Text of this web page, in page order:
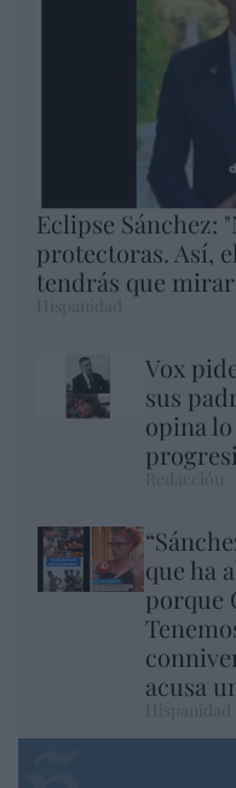
Eclipse Sánchez:
protectoras. Así,
tendrás que
Vox
sus
opina
que ha
porque
acusa